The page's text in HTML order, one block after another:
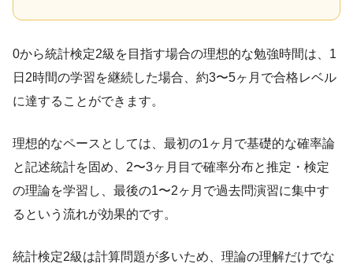
0から統計検定2級を目指す場合の理想的な勉強時間は、1
日2時間の学習を継続した場合、約3〜5ヶ月で合格レベル
に達することができます。
理想的なペースとしては、最初の1ヶ月で基礎的な確率論
と記述統計を固め、2〜3ヶ月目で確率分布と推定・検定
の理論を学習し、最後の1〜2ヶ月で過去問演習に集中す
るという流れが効果的です。
統計検定2級は計算問題が多いため、理論の理解だけでな